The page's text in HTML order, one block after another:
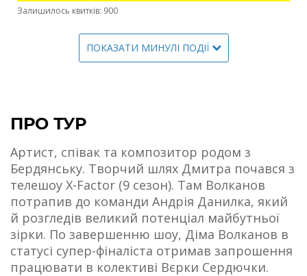
Залишилось квитків: 900
ПОКАЗАТИ МИНУЛІ ПОДІЇ
ПРО ТУР
Артист, співак та композитор родом з
Бердянську. Творчий шлях Дмитра почався з
телешоу X-Factor (9 сезон). Там Волканов
потрапив до команди Андрія Данилка, який
й розгледів великий потенціал майбутньої
зірки. По завершенню шоу, Діма Волканов в
статусі супер-фіналіста отримав запрошення
працювати в колективі Вєрки Сердючки.